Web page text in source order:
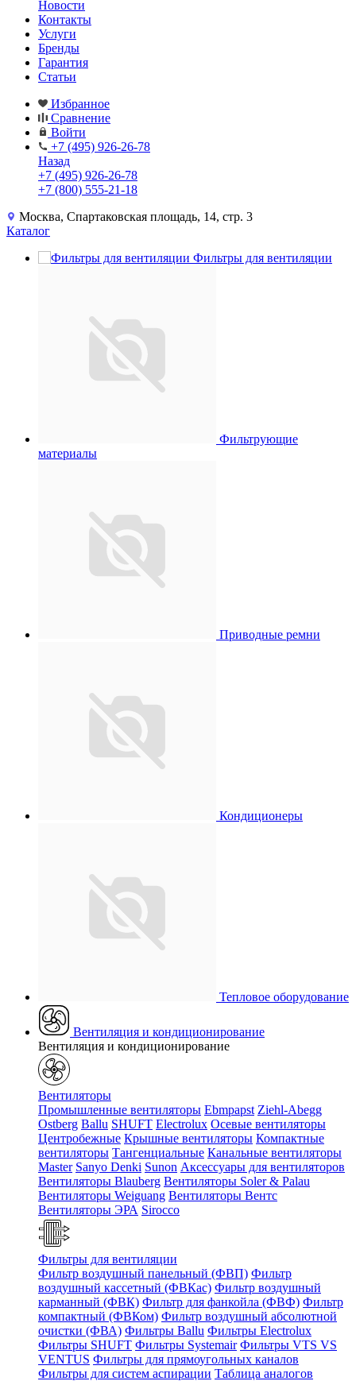
Новости
Контакты
Услуги
Бренды
Гарантия
Статьи
Избранное
Сравнение
Войти
+7 (495) 926-26-78
Назад
+7 (495) 926-26-78
+7 (800) 555-21-18
Москва, Спартаковская площадь, 14, стр. 3
Каталог
Фильтры для вентиляции
Фильтрующие
материалы
Приводные ремни
Кондиционеры
Тепловое оборудование
Вентиляция и кондиционирование
Вентиляция и кондиционирование
Вентиляторы
Промышленные вентиляторы Ebmpapst Ziehl-Abegg
Ostberg Ballu SHUFT Electrolux Осевые вентиляторы
Центробежные Крышные вентиляторы Компактные
вентиляторы Тангенциальные Канальные вентиляторы
Master Sanyo Denki Sunon Аксессуары для вентиляторов
Вентиляторы Blauberg Вентиляторы Soler & Palau
Вентиляторы Weiguang Вентиляторы Вентс
Вентиляторы ЭРА Sirocco
Фильтры для вентиляции
Фильтр воздушный панельный (ФВП) Фильтр
воздушный кассетный (ФВКас) Фильтр воздушный
карманный (ФВК) Фильтр для фанкойла (ФВФ) Фильтр
компактный (ФВКом) Фильтр воздушный абсолютной
очистки (ФВА) Фильтры Ballu Фильтры Electrolux
Фильтры SHUFT Фильтры Systemair Фильтры VTS VS
VENTUS Фильтры для прямоугольных каналов
Фильтры для систем аспирации Таблица аналогов